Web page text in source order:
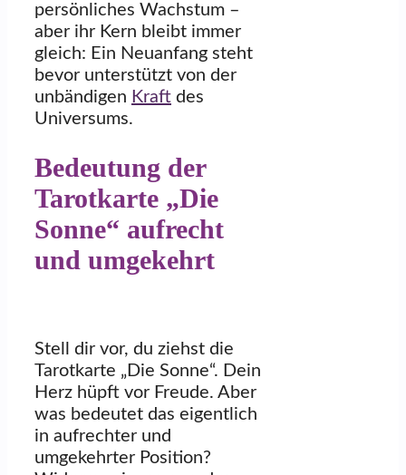
persönliches Wachstum –
aber ihr Kern bleibt immer
gleich: Ein Neuanfang steht
bevor unterstützt von der
unbändigen Kraft des
Universums.
Bedeutung der
Tarotkarte „Die
Sonne“ aufrecht
und umgekehrt
Stell dir vor, du ziehst die
Tarotkarte „Die Sonne“. Dein
Herz hüpft vor Freude. Aber
was bedeutet das eigentlich
in aufrechter und
umgekehrter Position?